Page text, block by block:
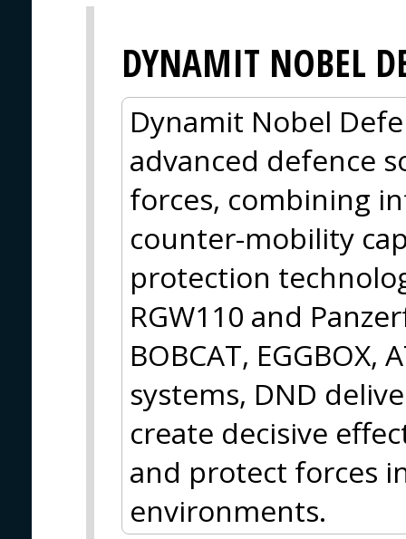
DYNAMIT NOBEL
Dynamit Nobel
advanced defence
forces, combining
counter-mobility
protection
RGW110 and
BOBCAT,
systems, DND
create decisive
and protect forces
environments.